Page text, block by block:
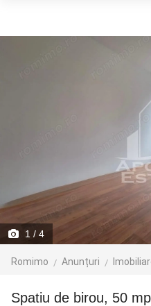
1 / 4
Romimo Anunțuri
Spatiu de birou, 50